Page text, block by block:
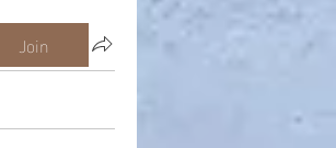
Join